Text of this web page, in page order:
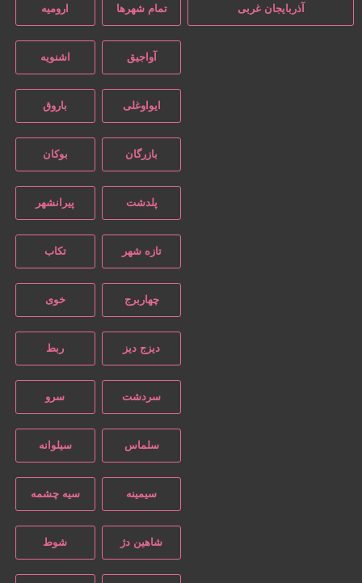
آذربایجان غربی تمام شهر‌ها ارومیه
آواجیق اشنویه
ایواوغلی باروق
بازرگان بوکان
پلدشت پیرانشهر
تازه شهر تکاب
چهاربرج خوی
دیزج دیز
سردشت
سلماس سیلوانه
سیمینه سیه چشمه
شاهین دژ شوط